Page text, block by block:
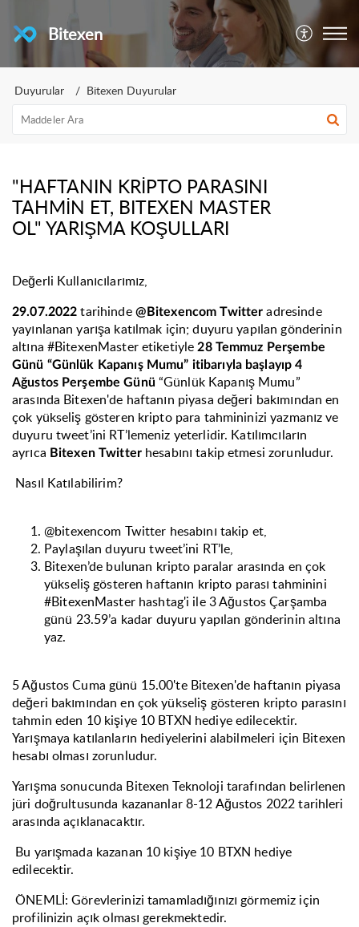
Bitexen
Duyurular Bitexen Duyurular
"HAFTANIN KRİPTO PARASINI
TAHMİN ET, BITEXEN MASTER
OL" YARIŞMA KOŞULLARI
Değerli Kullanıcılarımız,
29.07.2022tarihinde @Bitexencom Twitter adresinde
yayınlanan yarışa katılmak için; duyuru yapılan gönderinin
altına #BitexenMaster etiketiyle28 Temmuz Perşembe
Günü “Günlük Kapanış Mumu” itibarıyla başlayıp 4
Ağustos Perşembe Günü “Günlük Kapanış Mumu”
arasında Bitexen'de haftanın piyasa değeri bakımından en
çok yükseliş gösteren kripto para tahmininizi yazmanız ve
duyuru tweet’ini RT’lemeniz yeterlidir. Katılımcıların
ayrıca Bitexen Twitterhesabını takip etmesi zorunludur.
Nasıl Katılabilirim?
@bitexencom Twitter hesabını takip et,
Paylaşılan duyuru tweet’ini RT’le,
Bitexen’de bulunan kripto paralar arasında en çok
yükseliş gösteren haftanın kripto parası tahminini
#BitexenMaster hashtag'i ile 3 Ağustos Çarşamba
günü 23.59’a kadar duyuru yapılan gönderinin altına
yaz.
5 Ağustos Cuma günü 15.00'te Bitexen'de haftanın piyasa
değeri bakımından en çok yükseliş gösteren kripto parasını
tahmin eden 10 kişiye 10 BTXN hediye edilecektir.
Yarışmaya katılanların hediyelerini alabilmeleri için Bitexen
hesabı olması zorunludur.
Yarışma sonucunda Bitexen Teknoloji tarafından belirlenen
jüri doğrultusunda kazananlar 8-12 Ağustos 2022 tarihleri
arasında açıklanacaktır.
Bu yarışmada kazanan 10 kişiye 10 BTXN hediye
edilecektir.
ÖNEMLİ: Görevlerinizi tamamladığınızı görmemiz için
profilinizin açık olması gerekmektedir.